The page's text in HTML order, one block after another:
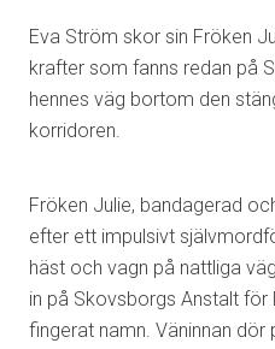
Eva Ström skor sin Fröken
krafter som fanns redan på
hennes väg bortom den
korridoren.
Fröken Julie, bandagerad
efter ett impulsivt
häst och vagn på nattliga
in på Skovsborgs Anstalt för
fingerat namn. Väninnan dör